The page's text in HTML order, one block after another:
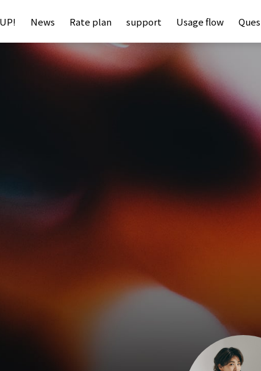
News Rate plan support Usage flow